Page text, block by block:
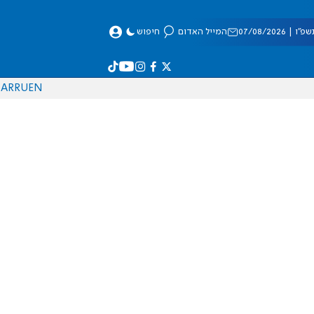
08/2026 המייל האדום חיפוש
EN
RU
AR